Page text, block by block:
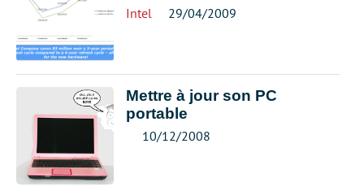
Intel 29/04/2009
Mettre à jour son PC
portable
10/12/2008